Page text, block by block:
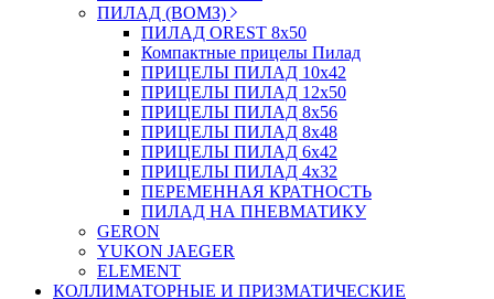
ПИЛАД (ВОМЗ)
ПИЛАД OREST 8х50
Компактные прицелы Пилад
ПРИЦЕЛЫ ПИЛАД 10х42
ПРИЦЕЛЫ ПИЛАД 12х50
ПРИЦЕЛЫ ПИЛАД 8х56
ПРИЦЕЛЫ ПИЛАД 8х48
ПРИЦЕЛЫ ПИЛАД 6х42
ПРИЦЕЛЫ ПИЛАД 4х32
ПЕРЕМЕННАЯ КРАТНОСТЬ
ПИЛАД НА ПНЕВМАТИКУ
GERON
YUKON JAEGER
ELEMENT
КОЛЛИМАТОРНЫЕ И ПРИЗМАТИЧЕСКИЕ